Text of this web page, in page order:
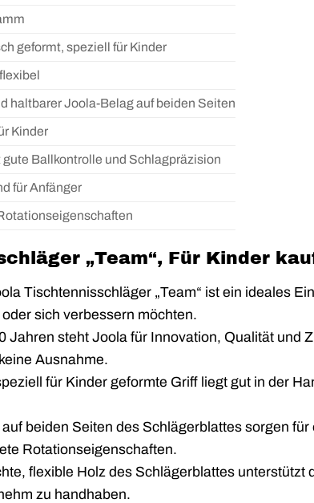
geformt, speziell für Kinder
haltbarer Joola-Belag auf beiden Seiten
Kinder
Ballkontrolle und Schlagpräzision
für Anfänger
„Team“, Für Kinder
Tischtennisschläger „Team“ ist ein ideales
sich verbessern möchten.
Jahren steht Joola für Innovation, Qualität und
Ausnahme.
für Kinder geformte Griff liegt gut in der
beiden Seiten des Schlägerblattes sorgen
Rotationseigenschaften.
flexible Holz des Schlägerblattes unterstützt
zu handhaben.